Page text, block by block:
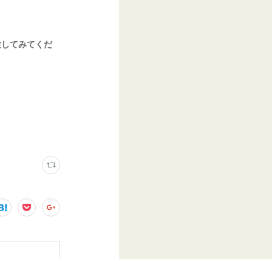
てみてくだ